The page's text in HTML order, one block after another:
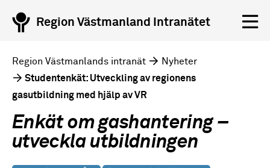
Region Västmanland Intranätet
Region Västmanlands intranät
Nyheter
Studentenkät: Utveckling av regionens
gasutbildning med hjälp av VR
Enkät om gashantering –
utveckla utbildningen